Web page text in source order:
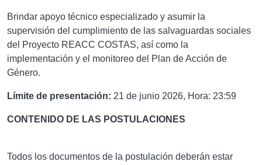
Brindar apoyo técnico especializado y asumir la
supervisión del cumplimiento de las salvaguardas sociales
del Proyecto REACC COSTAS, así como la
implementación y el monitoreo del Plan de Acción de
Género.
Límite de presentación: 21 de junio 2026, Hora: 23:59
CONTENIDO DE LAS POSTULACIONES
Todos los documentos de la postulación deberán estar